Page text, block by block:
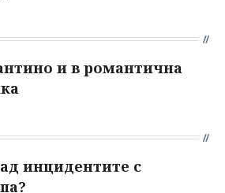
и в романтична
инцидентите с